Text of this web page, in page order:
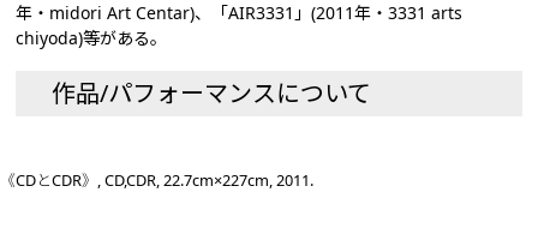
年・midori Art Centar)、「AIR3331」(2011年・3331 arts
chiyoda)等がある。
作品/パフォーマンスについて
《CDとCDR》, CD,CDR, 22.7cm×227cm, 2011.